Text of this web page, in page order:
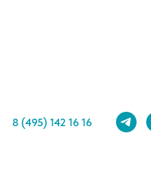
8 (495) 142 16 16